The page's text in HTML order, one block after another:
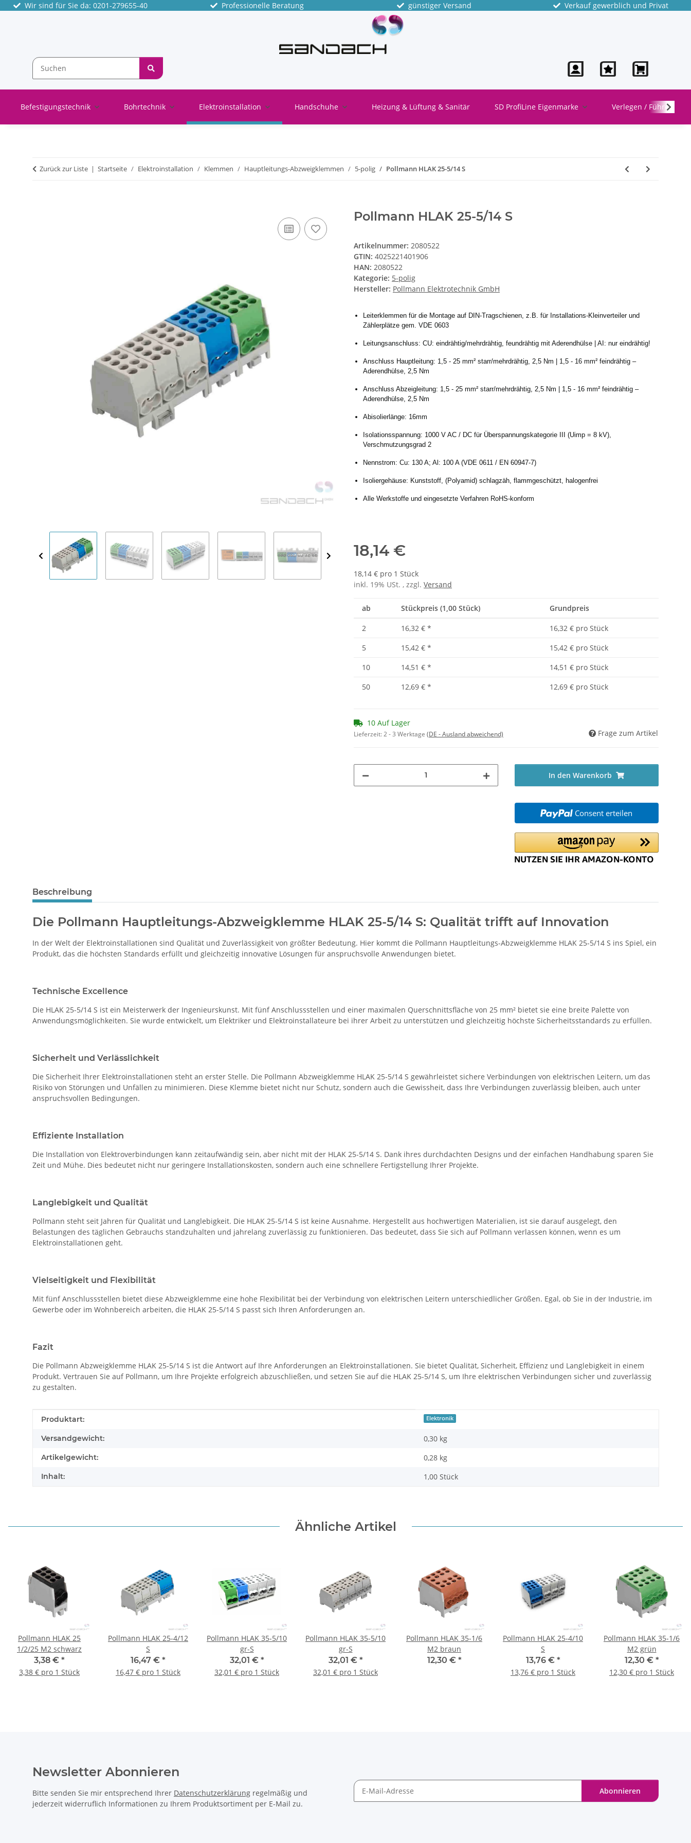
Wir sind für Sie da: 0201-279655-40 Professionelle Beratung günstiger Versand Verkauf gewerblich und Privat
Befestigungstechnik Bohrtechnik Elektroinstallation Handschuhe Heizung & Lüftung & Sanitär SD ProfiLine Eigenmarke Verlegen / Führen
Zurück zur Liste Startseite Elektroinstallation Klemmen Hauptleitungs-Abzweigklemmen 5-polig Pollmann HLAK 25-5/14 S
Pollmann HLAK 25-5/14 S
Artikelnummer: 2080522
GTIN: 4025221401906
HAN: 2080522
Kategorie: 5-polig
Hersteller: Pollmann Elektrotechnik GmbH
Leiterklemmen für die Montage auf DIN-Tragschienen, z.B. für Installations-Kleinverteiler und
Zählerplätze gem. VDE 0603
Leitungsanschluss: CU: eindrähtig/mehrdrähtig, feundrähtig mit Aderendhülse | AI: nur eindrähtig!
Anschluss Hauptleitung: 1,5 - 25 mm² starr/mehrdrähtig, 2,5 Nm | 1,5 - 16 mm² feindrähtig –
Aderendhülse, 2,5 Nm
Anschluss Abzeigleitung: 1,5 - 25 mm² starr/mehrdrähtig, 2,5 Nm | 1,5 - 16 mm² feindrähtig –
Aderendhülse, 2,5 Nm
Abisolierlänge: 16mm
Isolationsspannung: 1000 V AC / DC für Überspannungskategorie III (Uimp = 8 kV),
Verschmutzungsgrad 2
Nennstrom: Cu: 130 A; Al: 100 A (VDE 0611 / EN 60947-7)
Isoliergehäuse: Kunststoff, (Polyamid) schlagzäh, flammgeschützt, halogenfrei
Alle Werkstoffe und eingesetzte Verfahren RoHS-konform
18,14 €
18,14 € pro 1 Stück
inkl. 19% USt. , zzgl. Versand
ab Stückpreis (1,00 Stück) Grundpreis
2 16,32 € *
16,32 € pro Stück
5
15,42 € *
15,42 € pro Stück
10
14,51 € *
14,51 € pro Stück
50
12,69 € * 12,69 € pro Stück
10 Auf Lager
Lieferzeit:2 - 3 Werktage (DE - Ausland abweichend) Frage zum Artikel
In den Warenkorb
Consent erteilen
Beschreibung
Die Pollmann Hauptleitungs-Abzweigklemme HLAK 25-5/14 S: Qualität trifft auf Innovation
In der Welt der Elektroinstallationen sind Qualität und Zuverlässigkeit von größter Bedeutung. Hier kommt die Pollmann Hauptleitungs-Abzweigklemme HLAK 25-5/14 S ins Spiel, ein
Produkt, das die höchsten Standards erfüllt und gleichzeitig innovative Lösungen für anspruchsvolle Anwendungen bietet.
Technische Excellence
Die HLAK 25-5/14 S ist ein Meisterwerk der Ingenieurskunst. Mit fünf Anschlussstellen und einer maximalen Querschnittsfläche von 25 mm² bietet sie eine breite Palette von
Anwendungsmöglichkeiten. Sie wurde entwickelt, um Elektriker und Elektroinstallateure bei ihrer Arbeit zu unterstützen und gleichzeitig höchste Sicherheitsstandards zu erfüllen.
Sicherheit und Verlässlichkeit
Die Sicherheit Ihrer Elektroinstallationen steht an erster Stelle. Die Pollmann Abzweigklemme HLAK 25-5/14 S gewährleistet sichere Verbindungen von elektrischen Leitern, um das
Risiko von Störungen und Unfällen zu minimieren. Diese Klemme bietet nicht nur Schutz, sondern auch die Gewissheit, dass Ihre Verbindungen zuverlässig bleiben, auch unter
anspruchsvollen Bedingungen.
Effiziente Installation
Die Installation von Elektroverbindungen kann zeitaufwändig sein, aber nicht mit der HLAK 25-5/14 S. Dank ihres durchdachten Designs und der einfachen Handhabung sparen Sie
Zeit und Mühe. Dies bedeutet nicht nur geringere Installationskosten, sondern auch eine schnellere Fertigstellung Ihrer Projekte.
Langlebigkeit und Qualität
Pollmann steht seit Jahren für Qualität und Langlebigkeit. Die HLAK 25-5/14 S ist keine Ausnahme. Hergestellt aus hochwertigen Materialien, ist sie darauf ausgelegt, den
Belastungen des täglichen Gebrauchs standzuhalten und jahrelang zuverlässig zu funktionieren. Das bedeutet, dass Sie sich auf Pollmann verlassen können, wenn es um
Elektroinstallationen geht.
Vielseitigkeit und Flexibilität
Mit fünf Anschlussstellen bietet diese Abzweigklemme eine hohe Flexibilität bei der Verbindung von elektrischen Leitern unterschiedlicher Größen. Egal, ob Sie in der Industrie, im
Gewerbe oder im Wohnbereich arbeiten, die HLAK 25-5/14 S passt sich Ihren Anforderungen an.
Fazit
Die Pollmann Abzweigklemme HLAK 25-5/14 S ist die Antwort auf Ihre Anforderungen an Elektroinstallationen. Sie bietet Qualität, Sicherheit, Effizienz und Langlebigkeit in einem
Produkt. Vertrauen Sie auf Pollmann, um Ihre Projekte erfolgreich abzuschließen, und setzen Sie auf die HLAK 25-5/14 S, um Ihre elektrischen Verbindungen sicher und zuverlässig
zu gestalten.
Produkteigenschaft
Wert
Produktart: Elektronik
Versandgewicht: 0,30 kg
Artikelgewicht: 0,28 kg
Inhalt: 1,00 Stück
Ähnliche Artikel
Pollmann HLAK 25
1/2/25 M2 schwarz
3,38 € *
3,38 € pro 1 Stück
Pollmann HLAK 25-4/12
S
16,47 € *
16,47 € pro 1 Stück
Pollmann HLAK 35-5/10
gr-S
32,01 € *
32,01 € pro 1 Stück
Pollmann HLAK 35-5/10
gr-S
32,01 € *
32,01 € pro 1 Stück
Pollmann HLAK 35-1/6
M2 braun
12,30 € *
Pollmann HLAK 25-4/10
S
13,76 € *
13,76 € pro 1 Stück
Pollmann HLAK 35-1/6
M2 grün
12,30 € *
12,30 € pro 1 Stück
Newsletter Abonnieren
Bitte senden Sie mir entsprechend Ihrer Datenschutzerklärung regelmäßig und
jederzeit widerruflich Informationen zu Ihrem Produktsortiment per E-Mail zu.
Abonnieren